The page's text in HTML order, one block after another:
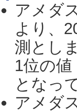
アメダ
より、
測とし
1位の
となっ
アメダ